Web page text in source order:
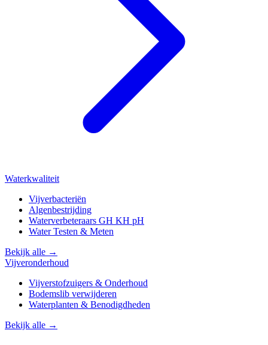
Waterkwaliteit
Vijverbacteriën
Algenbestrijding
Waterverbeteraars GH KH pH
Water Testen & Meten
Bekijk alle →
Vijveronderhoud
Vijverstofzuigers & Onderhoud
Bodemslib verwijderen
Waterplanten & Benodigdheden
Bekijk alle →